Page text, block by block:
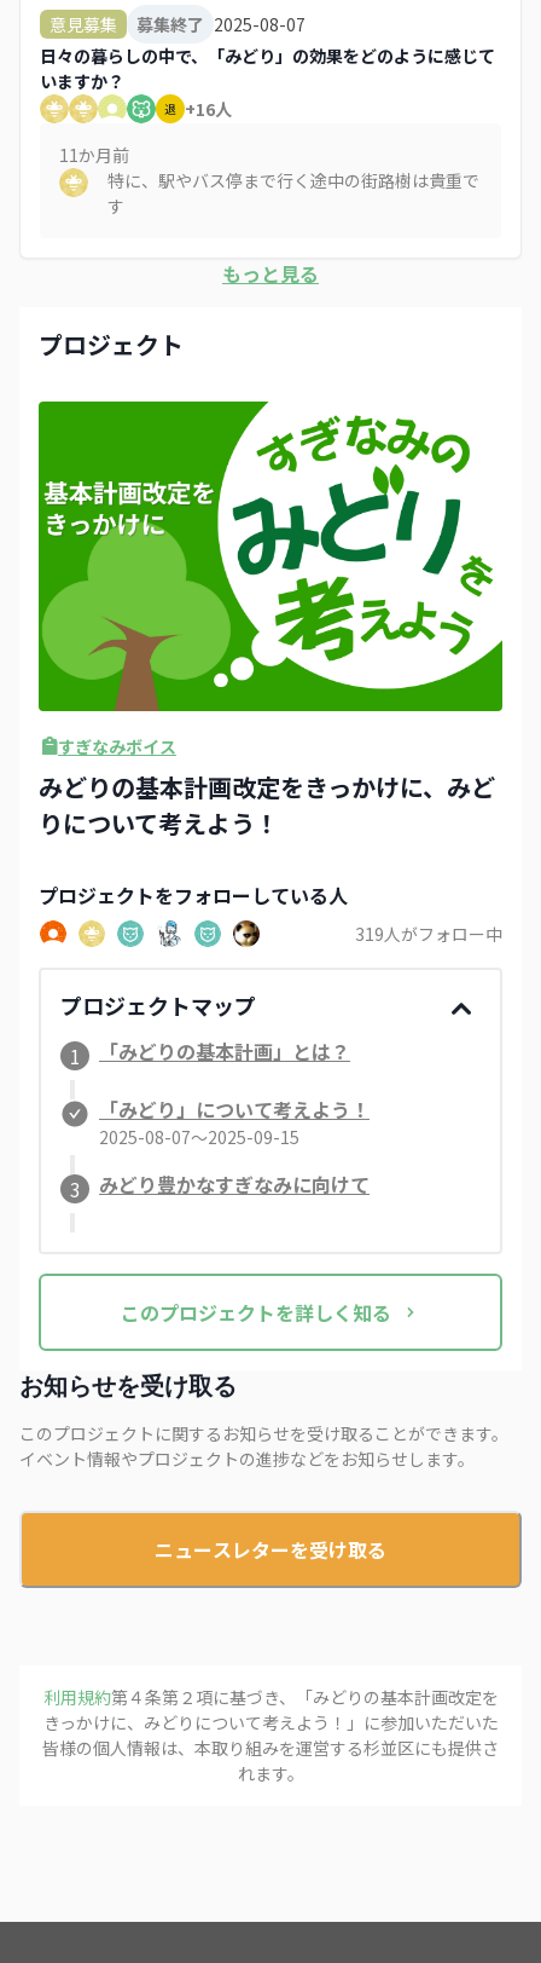
す。また、初心者にも野菜を育てる方法などの勉
強にもなります。そのような場所が増えてくると
良いなぁと思っております。
意見募集 募集終了 2025-08-07
日々の暮らしの中で、「みどり」の効果をどのように感じて
いますか？
退 +16人
11か月前
特に、駅やバス停まで行く途中の街路樹は貴重で
す
もっと見る
プロジェクト
すぎなみボイス
みどりの基本計画改定をきっかけに、みど
りについて考えよう！
プロジェクトをフォローしている人
319人がフォロー中
プロジェクトマップ
1
「みどりの基本計画」とは？
「みどり」について考えよう！
2025-08-07〜2025-09-15
3 みどり豊かなすぎなみに向けて
このプロジェクトを詳しく知る
お知らせを受け取る
このプロジェクトに関するお知らせを受け取ることができます。
イベント情報やプロジェクトの進捗などをお知らせします。
ニュースレターを受け取る
利用規約第４条第２項に基づき、「みどりの基本計画改定を
きっかけに、みどりについて考えよう！ 」に参加いただいた
皆様の個人情報は、本取り組みを運営する杉並区にも提供さ
れます。